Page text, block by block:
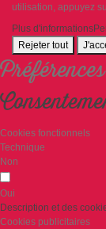
utilisation, appuyez
Plus d'informations
Rejeter tout
Cookies fonctionnels
Technique
Non
Oui
Description et des
Cookies publicitaires